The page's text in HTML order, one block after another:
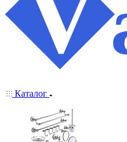
Каталог